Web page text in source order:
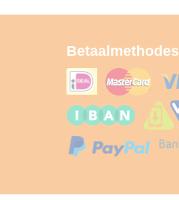
Betaalmethodes